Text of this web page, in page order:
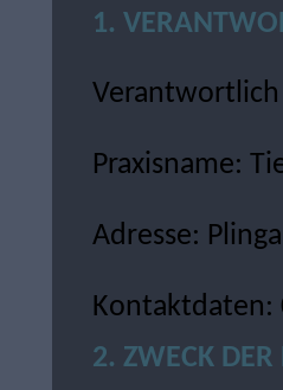
1.
Praxisname:
Adresse:
Kontaktdaten:
2. ZWECK